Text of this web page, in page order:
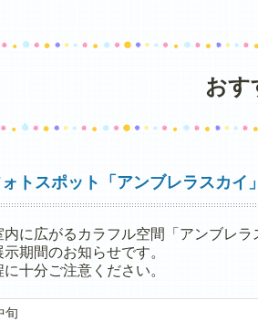
おす
トスポット「アンブレラスカイ
に広がるカラフル空間「アンブレラ
期間のお知らせです。
十分ご注意ください。
旬